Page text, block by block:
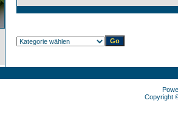
Copyright